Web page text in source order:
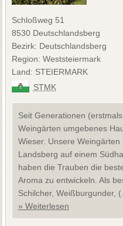
Schloßweg 51
8530 Deutschlandsberg
Bezirk: Deutschlandsberg
Region: Weststeiermark
Land: STEIERMARK
STMK
Seit Generationen
Weingärten umgebenes
Wieser. Unsere
Landsberg auf einem
haben die Trauben die
Aroma zu entwickeln. Als
Schilcher, Weißburgunder,
» Weiterlesen